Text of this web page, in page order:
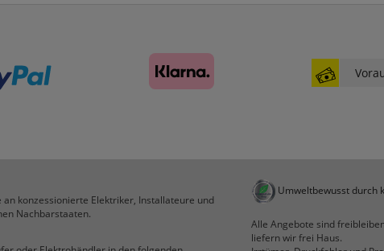
FactFinder Tracking
ws_pferdekaemper_01-aa_welcome_cookie
Sie diese beim Betreten des Shops nicht erneut
eingeben müssen.
konzessionierte Elektriker, Installateure und
Nachbarstaaten.
Umweltbewusst durch
Alle Angebote sind
liefern wir frei Haus.